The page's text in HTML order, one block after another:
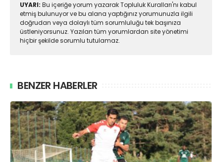
UYARI: Bu içeriğe yorum yazarak Topluluk Kuralları'nı kabul
etmiş bulunuyor ve bu alana yaptığınız yorumunuzla ilgili
doğrudan veya dolaylı tüm sorumluluğu tek başınıza
üstleniyorsunuz. Yazılan tüm yorumlardan site yönetimi
hiçbir şekilde sorumlu tutulamaz.
BENZER HABERLER